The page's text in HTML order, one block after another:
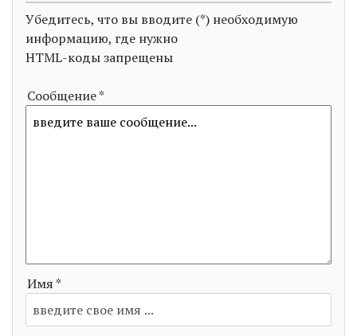
Убедитесь, что вы вводите (*) необходимую
информацию, где нужно
HTML-коды запрещены
Сообщение *
Имя *